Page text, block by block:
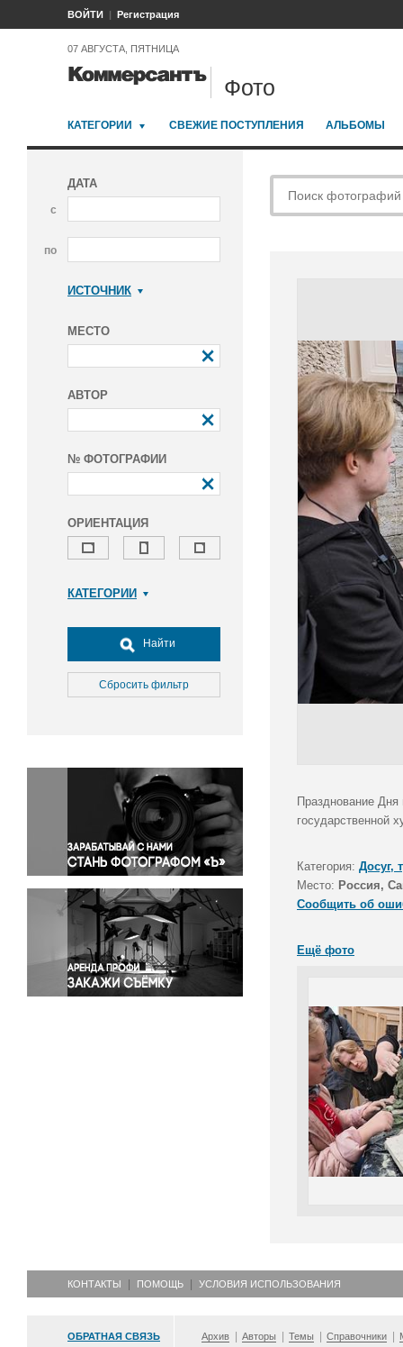
ВОЙТИ Регистрация
07 АВГУСТА, ПЯТНИЦА
Фото
КАТЕГОРИИ СВЕЖИЕ ПОСТУПЛЕНИЯ АЛЬБОМЫ
ДАТА
с
по
ИСТОЧНИК
МЕСТО
АВТОР
№ ФОТОГРАФИИ
ОРИЕНТАЦИЯ
КАТЕГОРИИ
Досуг, туризм и отдых
Культура
Медицина
Окружающая среда
Политика
Правосудие
Происшествия и конфликты
Религия
Светская жизнь
Спорт
Экология
Экономика и бизнес
Найти
Сбросить фильтр
Празднование Дня
государственной
Категория: Досуг,
Место: Россия,
Сообщить об
Ещё фото
КОНТАКТЫ ПОМОЩЬ УСЛОВИЯ ИСПОЛЬЗОВАНИЯ
ОБРАТНАЯ СВЯЗЬ Архив Авторы Темы Справочники